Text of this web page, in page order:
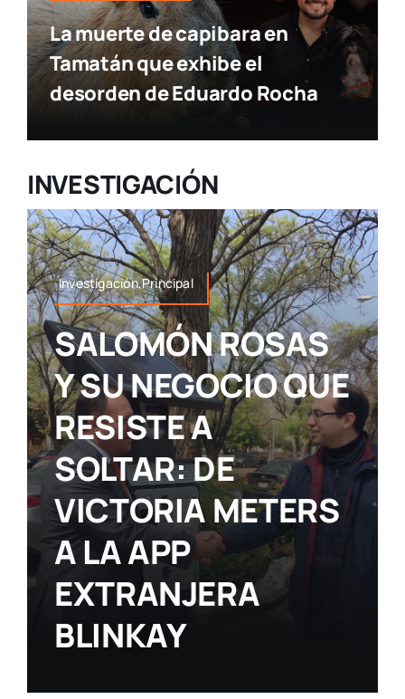
La muerte de capibara en
Tamatán que exhibe el
desorden de Eduardo Rocha
INVESTIGACIÓN
Investigación,Principal
SALOMÓN ROSAS
Y SU NEGOCIO QUE
RESISTE A
SOLTAR: DE
VICTORIA METERS
A LA APP
EXTRANJERA
BLINKAY